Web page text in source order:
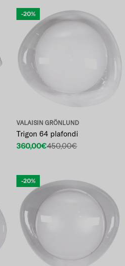
-20%
VALAISIN GRÖNLUND
Trigon 64 plafondi
Etuhinta
360,00€
Normaalihinta
450,00€
-20%